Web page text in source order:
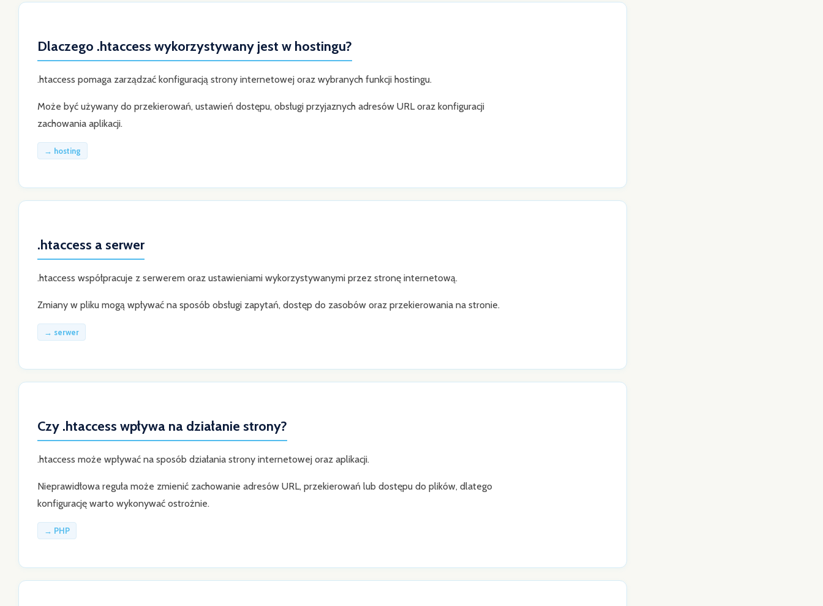
Dlaczego .htaccess wykorzystywany jest w hostingu?
.htaccess pomaga zarządzać konfiguracją strony internetowej oraz wybranych funkcji hostingu.
Może być używany do przekierowań, ustawień dostępu, obsługi przyjaznych adresów URL oraz konfiguracji
zachowania aplikacji.
→ hosting
.htaccess a serwer
.htaccess współpracuje z serwerem oraz ustawieniami wykorzystywanymi przez stronę internetową.
Zmiany w pliku mogą wpływać na sposób obsługi zapytań, dostęp do zasobów oraz przekierowania na stronie.
→ serwer
Czy .htaccess wpływa na działanie strony?
.htaccess może wpływać na sposób działania strony internetowej oraz aplikacji.
Nieprawidłowa reguła może zmienić zachowanie adresów URL, przekierowań lub dostępu do plików, dlatego
konfigurację warto wykonywać ostrożnie.
→ PHP